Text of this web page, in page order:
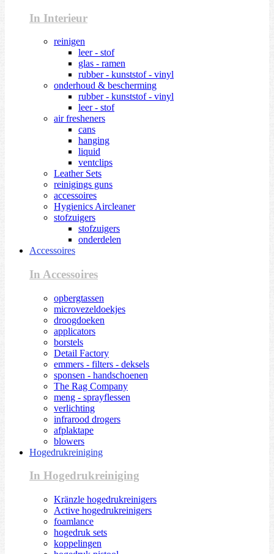
In Interieur
reinigen
leer - stof
glas - ramen
rubber - kunststof - vinyl
onderhoud & bescherming
rubber - kunststof - vinyl
leer - stof
air fresheners
cans
hanging
liquid
ventclips
Leather Sets
reinigings guns
accessoires
Hygienics Aircleaner
stofzuigers
stofzuigers
onderdelen
Accessoires
In Accessoires
opbergtassen
microvezeldoekjes
droogdoeken
applicators
borstels
Detail Factory
emmers - filters - deksels
sponsen - handschoenen
The Rag Company
meng - sprayflessen
verlichting
infrarood drogers
afplaktape
blowers
Hogedrukreiniging
In Hogedrukreiniging
Kränzle hogedrukreinigers
Active hogedrukreinigers
foamlance
hogedruk sets
koppelingen